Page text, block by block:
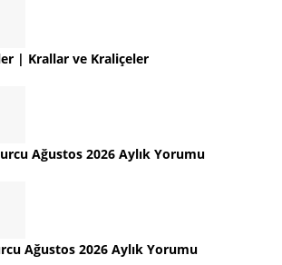
| Krallar ve Kraliçeler
Ağustos 2026 Aylık Yorumu
Ağustos 2026 Aylık Yorumu